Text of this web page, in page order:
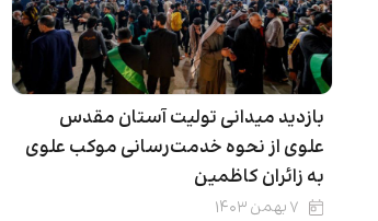
بازدید میدانی تولیت آستان مقدس
علوی از نحوه خدمت‌رسانی موکب علوی
به زائران کاظمین
۷ بهمن ۱۴۰۳